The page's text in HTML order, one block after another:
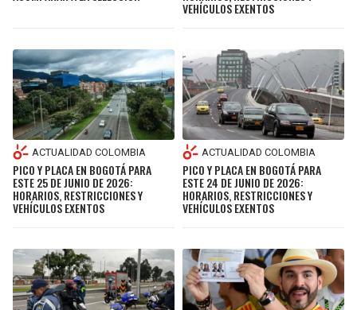
VEHÍCULOS EXENTOS
ACTUALIDAD COLOMBIA
PICO Y PLACA EN BOGOTÁ PARA
ESTE 25 DE JUNIO DE 2026:
HORARIOS, RESTRICCIONES Y
VEHÍCULOS EXENTOS
ACTUALIDAD COLOMBIA
PICO Y PLACA EN BOGOTÁ PARA
ESTE 24 DE JUNIO DE 2026:
HORARIOS, RESTRICCIONES Y
VEHÍCULOS EXENTOS